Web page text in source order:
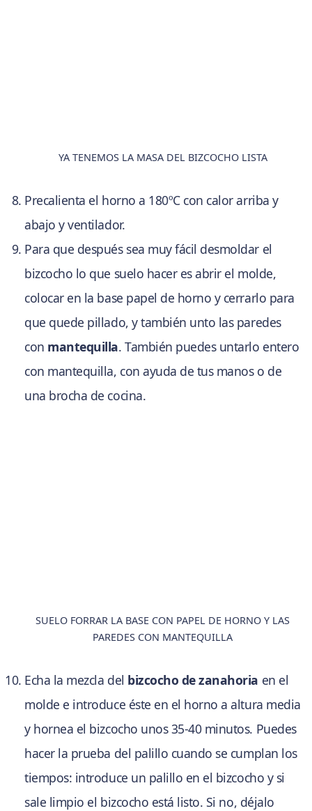
YA TENEMOS LA MASA DEL BIZCOCHO LISTA
Precalienta el horno a 180ºC con calor arriba y
abajo y ventilador.
Para que después sea muy fácil desmoldar el
bizcocho lo que suelo hacer es abrir el molde,
colocar en la base papel de horno y cerrarlo para
que quede pillado, y también unto las paredes
con mantequilla. También puedes untarlo entero
con mantequilla, con ayuda de tus manos o de
una brocha de cocina.
SUELO FORRAR LA BASE CON PAPEL DE HORNO Y LAS
PAREDES CON MANTEQUILLA
Echa la mezcla del bizcocho de zanahoria en el
molde e introduce éste en el horno a altura media
y hornea el bizcocho unos 35-40 minutos. Puedes
hacer la prueba del palillo cuando se cumplan los
tiempos: introduce un palillo en el bizcocho y si
sale limpio el bizcocho está listo. Si no, déjalo